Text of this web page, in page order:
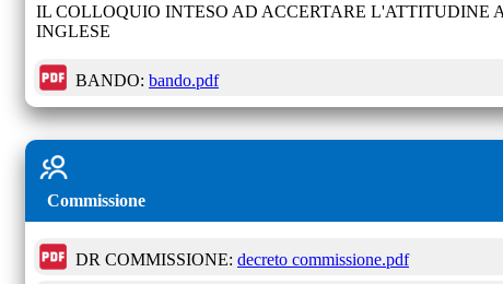
IL COLLOQUIO INTESO AD ACCERTARE L'ATTITUDINE
INGLESE
BANDO: bando.pdf
Commissione
DR COMMISSIONE: decreto commissione.pdf